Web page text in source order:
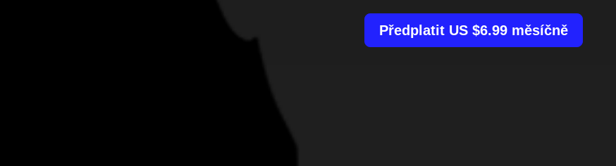
Předplatit US $6.99 měsíčně